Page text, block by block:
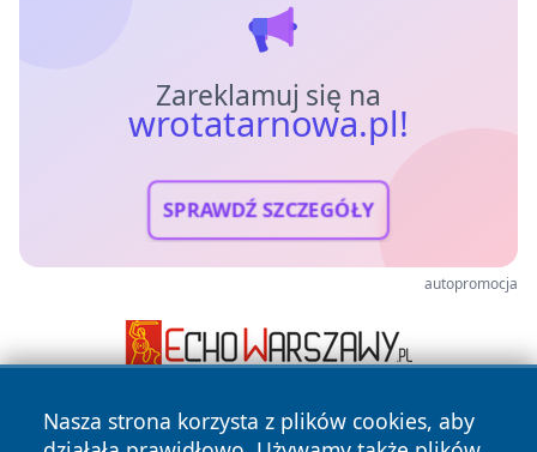
Zareklamuj się na
wrotatarnowa.pl!
SPRAWDŹ SZCZEGÓŁY
autopromocja
Nasza strona korzysta z plików cookies, aby